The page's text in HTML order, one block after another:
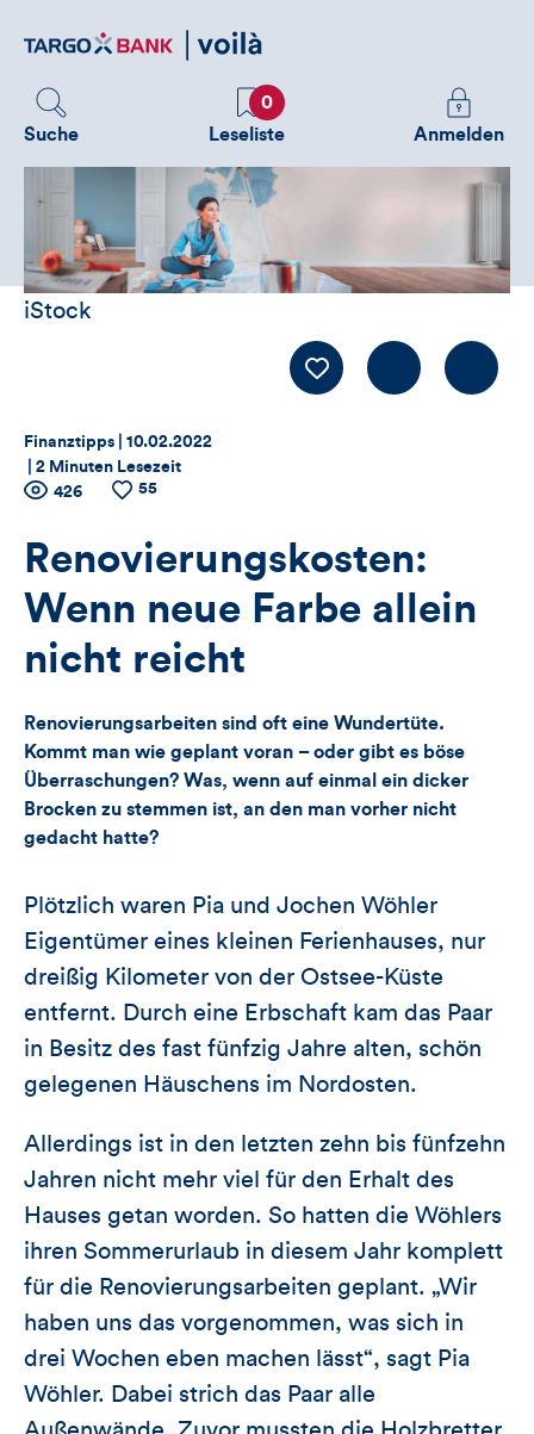
zum
Suche
Favoriten
0
Leseliste
Melden
Sie
zu
Anmelden
iStock
LIKE Kommentieren
Thema:
Finanztipps | Datum:
10.02.2022
2 Minuten Lesezeit
Zähler
für
Views,
Likes
und
Kommentare
dieses
Artikels
Anzahl
Views
426
Anzahl
Likes
55
Renovierungskosten:
Wenn neue Farbe allein
nicht reicht
Renovierungsarbeiten sind oft eine Wundertüte.
Kommt man wie geplant voran – oder gibt es böse
Überraschungen? Was, wenn auf einmal ein dicker
Brocken zu stemmen ist, an den man vorher nicht
gedacht hatte?
Plötzlich waren Pia und Jochen Wöhler
Eigentümer eines kleinen Ferienhauses, nur
dreißig Kilometer von der Ostsee-Küste
entfernt. Durch eine Erbschaft kam das Paar
in Besitz des fast fünfzig Jahre alten, schön
gelegenen Häuschens im Nordosten.
Allerdings ist in den letzten zehn bis fünfzehn
Jahren nicht mehr viel für den Erhalt des
Hauses getan worden. So hatten die Wöhlers
ihren Sommerurlaub in diesem Jahr komplett
für die Renovierungsarbeiten geplant. „Wir
haben uns das vorgenommen, was sich in
drei Wochen eben machen lässt“, sagt Pia
Wöhler. Dabei strich das Paar alle